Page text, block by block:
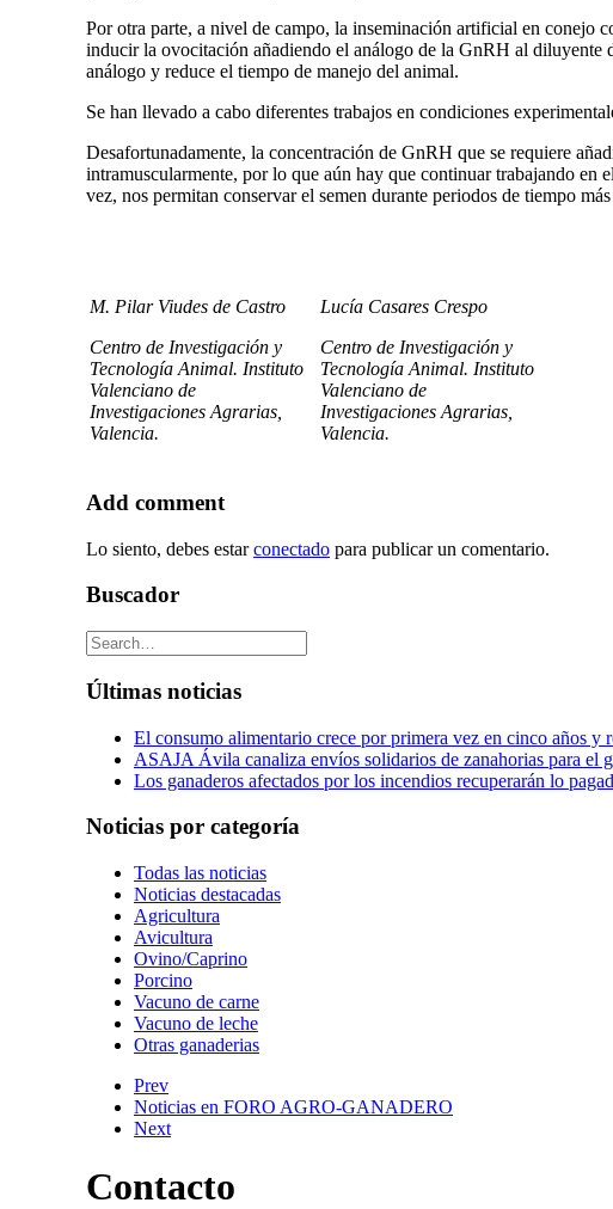
Por otra parte, a nivel de campo, la inseminación artificial en conejo
inducir la ovocitación añadiendo el análogo de la GnRH al diluyente
análogo y reduce el tiempo de manejo del animal.
Se han llevado a cabo diferentes trabajos en condiciones
Desafortunadamente, la concentración de GnRH que se requiere
intramuscularmente, por lo que aún hay que continuar trabajando en
vez, nos permitan conservar el semen durante periodos de tiempo
M. Pilar Viudes de Castro
Centro de Investigación y
Tecnología Animal. Instituto
Valenciano de
Investigaciones Agrarias,
Valencia.
Lucía Casares Crespo
Centro de Investigación y
Tecnología Animal. Instituto
Valenciano de
Investigaciones Agrarias,
Valencia.
Add comment
Lo siento, debes estarconectado para publicar un comentario.
Buscador
Últimas noticias
El consumo alimentario crece por primera vez en cinco años y
ASAJA Ávila canaliza envíos solidarios de zanahorias para el
Los ganaderos afectados por los incendios recuperarán lo
Noticias por categoría
Todas las noticias
Noticias destacadas
Agricultura
Avicultura
Ovino/Caprino
Porcino
Vacuno de carne
Vacuno de leche
Otras ganaderias
Prev
Noticias en FORO AGRO-GANADERO
Next
Contacto